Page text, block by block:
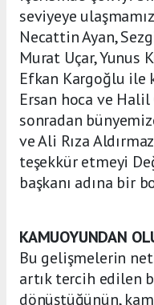
seviyeye
Necattin Ayan,
Murat Uçar, Yunus
Efkan Kargoğlu ile
Ersan hoca ve Halil
sonradan
ve Ali Rıza
teşekkür etmeyi
başkanı adına bir
KAMUOYUNDAN
Bu gelişmelerin
artık tercih edilen
dönüştüğünün,